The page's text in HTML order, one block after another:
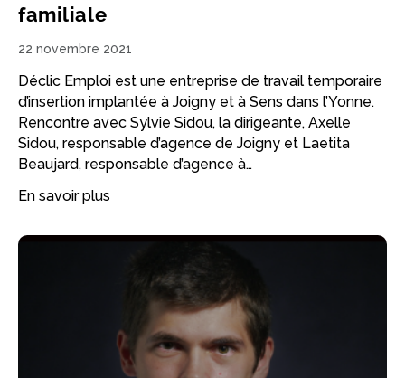
familiale
22 novembre 2021
Déclic Emploi est une entreprise de travail temporaire
d’insertion implantée à Joigny et à Sens dans l’Yonne.
Rencontre avec Sylvie Sidou, la dirigeante, Axelle
Sidou, responsable d’agence de Joigny et Laetita
Beaujard, responsable d’agence à…
En savoir plus